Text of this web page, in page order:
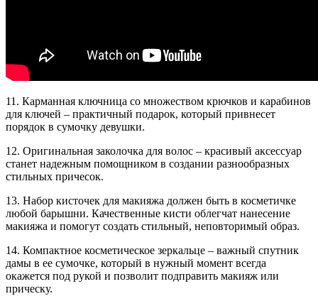
11. Карманная ключница со множеством крючков и карабинов
для ключей – практичный подарок, который привнесет
порядок в сумочку девушки.
12. Оригинальная заколочка для волос – красивый аксессуар
станет надежным помощником в создании разнообразных
стильных причесок.
13. Набор кисточек для макияжа должен быть в косметичке
любой барышни. Качественные кисти облегчат нанесение
макияжа и помогут создать стильный, неповторимый образ.
14. Компактное косметическое зеркальце – важный спутник
дамы в ее сумочке, который в нужный момент всегда
окажется под рукой и позволит подправить макияж или
прическу.